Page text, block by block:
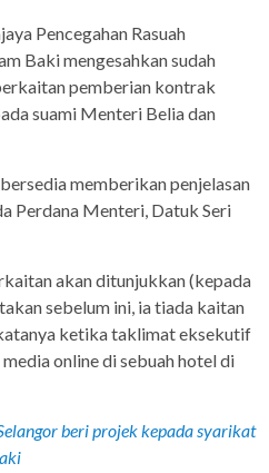
Pencegahan Rasuah
Baki mengesahkan sudah
pemberian kontrak
suami Menteri Belia dan
memberikan penjelasan
Perdana Menteri, Datuk Seri
akan ditunjukkan (kepada
sebelum ini, ia tiada kaitan
ketika taklimat eksekutif
online di sebuah hotel di
beri projek kepada syarikat